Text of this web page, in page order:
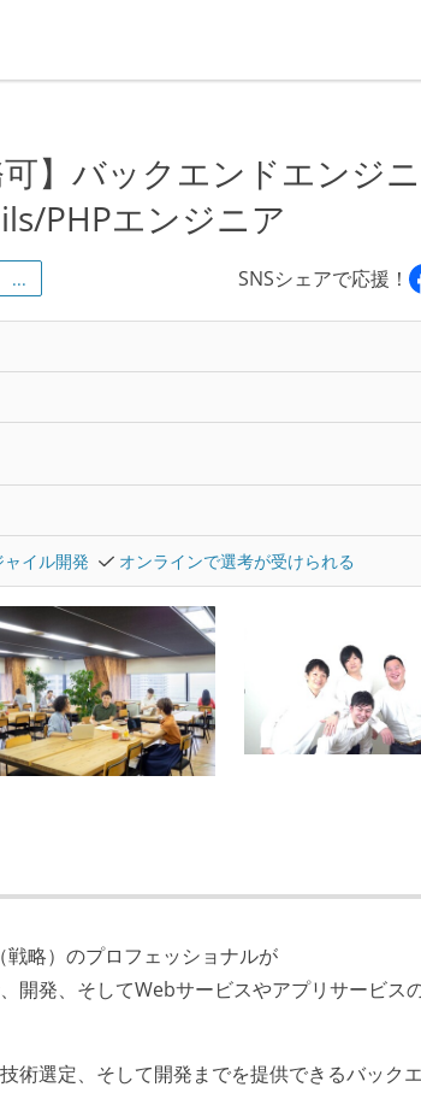
】バックエンドエンジ
PHPエンジニア
... SNSシェアで応援！
ャイル開発 オンラインで選考が受けられる
略）のプロフェッショナルが
開発、そしてWebサービスやアプリサービス
術選定、そして開発までを提供できるバック